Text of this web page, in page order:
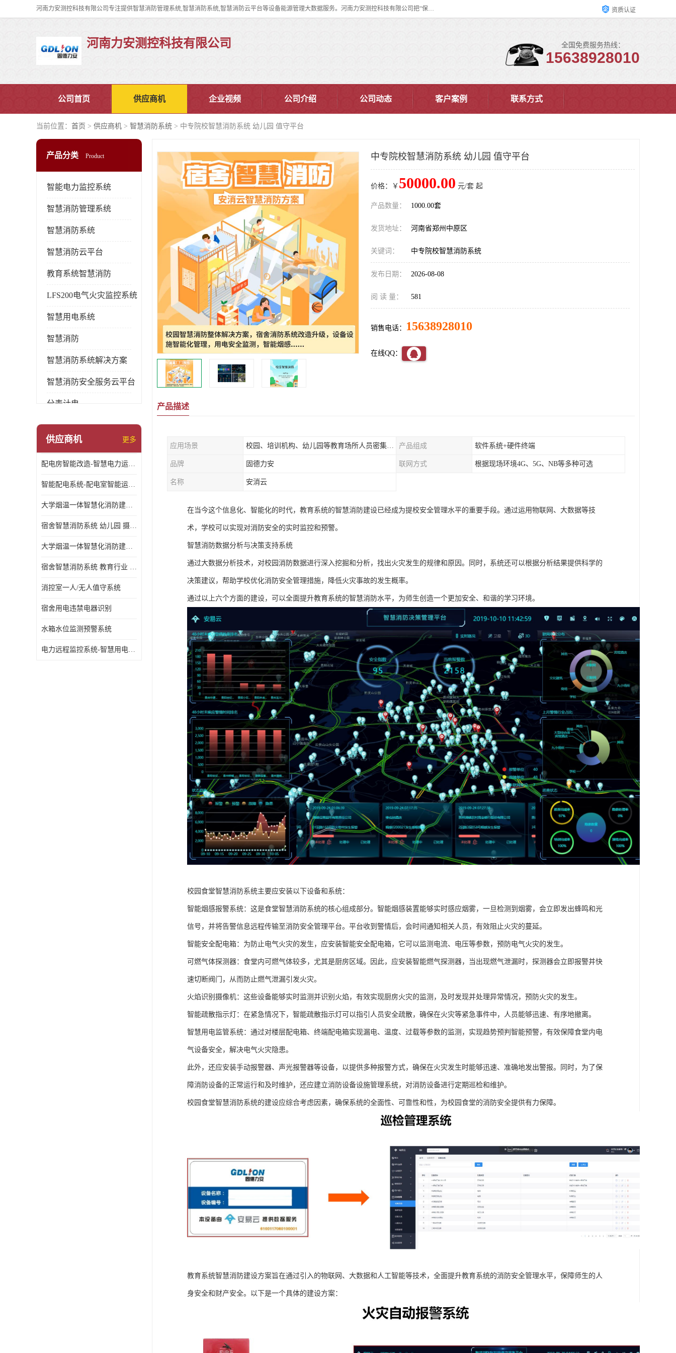
河南力安测控科技有限公司专注提供智慧消防管理系统,智慧消防系统,智慧消防云平台等设备能源管理大数据服务。河南力安测控科技有限公司把“保障设备运行安全可控,让设备管理变得简单”确定为力安的历史使命。 资质认证
河南力安测控科技有限公司 全国免费服务热线：
15638928010
公司首页 供应商机 企业视频 公司介绍 公司动态 客户案例 联系方式
当前位置： 首页 > 供应商机 > 智慧消防系统 > 中专院校智慧消防系统 幼儿园 值守平台
产品分类 Product
智能电力监控系统
智慧消防管理系统
智慧消防系统
智慧消防云平台
教育系统智慧消防
LFS200电气火灾监控系统
智慧用电系统
智慧消防
智慧消防系统解决方案
智慧消防安全服务云平台
分表计电
环保用电监管系统
供应商机 更多
配电房智能改造-智慧电力运维云平台
智能配电系统-配电室智能运维监控系统-智能化配电系统平台厂家
大学烟温一体智慧化消防建设 大学校园 消防数字化
宿舍智慧消防系统 幼儿园 摄像头升级
大学烟温一体智慧化消防建设 培训机构 数字化
宿舍智慧消防系统 教育行业 摄像头升级
消控室一人/无人值守系统
宿舍用电违禁电器识别
水箱水位监测预警系统
电力远程监控系统-智慧用电安全监控管理系统
中专院校智慧消防系统 幼儿园 值守平台
价格：￥ 50000.00 元/套 起
产品数量： 1000.00套
发货地址： 河南省郑州中原区
关键词： 中专院校智慧消防系统
发布日期： 2026-08-08
阅 读 量： 581
销售电话： 15638928010
在线QQ：
产品描述
应用场景 校园、培训机构、幼儿园等教育场所人员密集场所消防安全监控管理系统 产品组成 软件系统+硬件终端
品牌 固德力安 联网方式 根据现场环境4G、5G、NB等多种可选
名称 安消云
在当今这个信息化、智能化的时代，教育系统的智慧消防建设已经成为提校安全管理水平的重要手段。通过运用物联网、大数据等技
术，学校可以实现对消防安全的实时监控和预警。
智慧消防数据分析与决策支持系统
通过大数据分析技术，对校园消防数据进行深入挖掘和分析，找出火灾发生的规律和原因。同时，系统还可以根据分析结果提供科学的
决策建议，帮助学校优化消防安全管理措施，降低火灾事故的发生概率。
通过以上六个方面的建设，可以全面提升教育系统的智慧消防水平，为师生创造一个更加安全、和谐的学习环境。
校园食堂智慧消防系统主要应安装以下设备和系统：
智能烟感报警系统：这是食堂智慧消防系统的核心组成部分。智能烟感装置能够实时感应烟雾，一旦检测到烟雾，会立即发出蜂鸣和光
信号，并将告警信息远程传输至消防安全管理平台。平台收到警情后，会时间通知相关人员，有效阻止火灾的蔓延。
智能安全配电箱：为防止电气火灾的发生，应安装智能安全配电箱，它可以监测电流、电压等参数，预防电气火灾的发生。
可燃气体探测器：食堂内可燃气体较多，尤其是厨房区域。因此，应安装智能燃气探测器，当出现燃气泄漏时，探测器会立即报警并快
速切断阀门，从而防止燃气泄漏引发火灾。
火焰识别摄像机：这些设备能够实时监测并识别火焰，有效实现厨房火灾的监测，及时发现并处理异常情况，预防火灾的发生。
智能疏散指示灯：在紧急情况下，智能疏散指示灯可以指引人员安全疏散，确保在火灾等紧急事件中，人员能够迅速、有序地撤离。
智慧用电监管系统：通过对楼层配电箱、终端配电箱实现漏电、温度、过载等参数的监测，实现趋势预判智能预警，有效保障食堂内电
气设备安全，解决电气火灾隐患。
此外，还应安装手动报警器、声光报警器等设备，以提供多种报警方式，确保在火灾发生时能够迅速、准确地发出警报。同时，为了保
障消防设备的正常运行和及时维护，还应建立消防设备设施管理系统，对消防设备进行定期巡检和维护。
校园食堂智慧消防系统的建设应综合考虑因素，确保系统的全面性、可靠性和性，为校园食堂的消防安全提供有力保障。
教育系统智慧消防建设方案旨在通过引入的物联网、大数据和人工智能等技术，全面提升教育系统的消防安全管理水平，保障师生的人
身安全和财产安全。以下是一个具体的建设方案：